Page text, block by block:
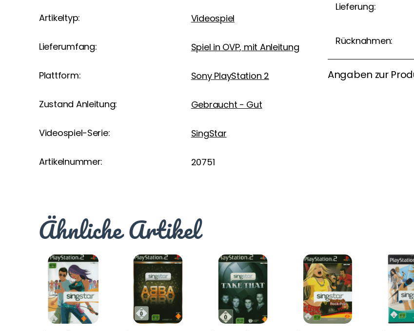
Artikeltyp: Videospiel
Lieferumfang: Spiel in OVP, mit Anleitung
Plattform: Sony PlayStation 2
Zustand Anleitung: Gebraucht - Gut
Videospiel-Serie: SingStar
Artikelnummer: 20751
Lieferung:
Rücknahmen:
Angaben zur
Ähnliche Artikel